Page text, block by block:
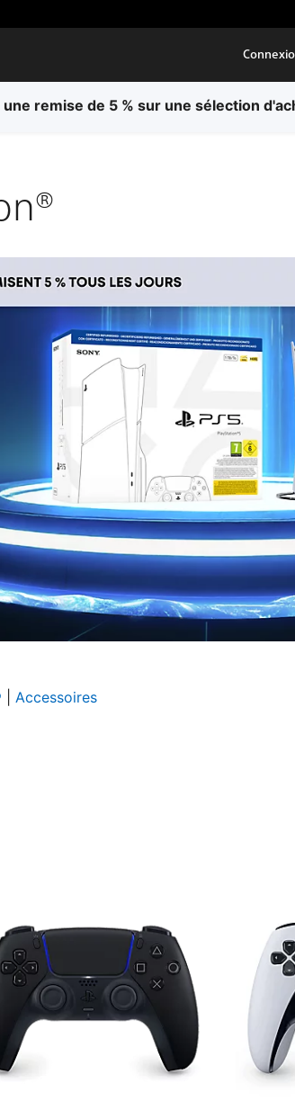
remise de 5 % sur une sélection
Accessoires